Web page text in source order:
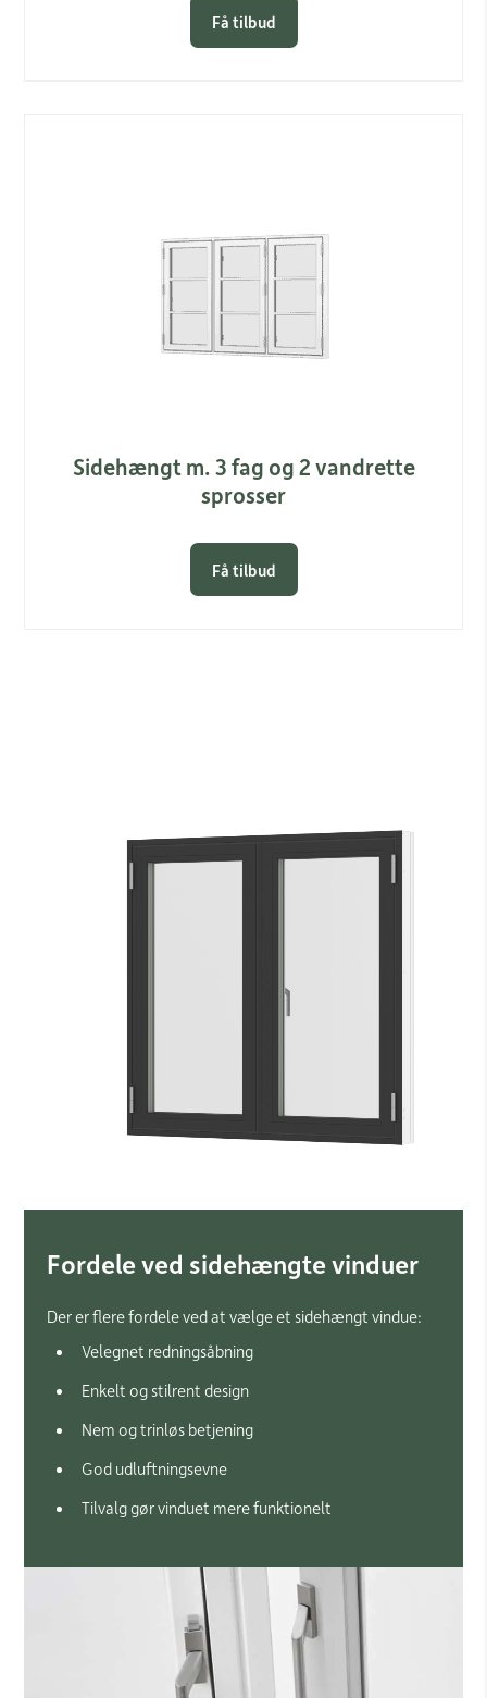
Få tilbud
Sidehængt m. 3 fag og 2 vandrette
sprosser
Få tilbud
Fordele ved sidehængte vinduer
Der er flere fordele ved at vælge et sidehængt vindue:
Velegnet redningsåbning
Enkelt og stilrent design
Nem og trinløs betjening
God udluftningsevne
Tilvalg gør vinduet mere funktionelt